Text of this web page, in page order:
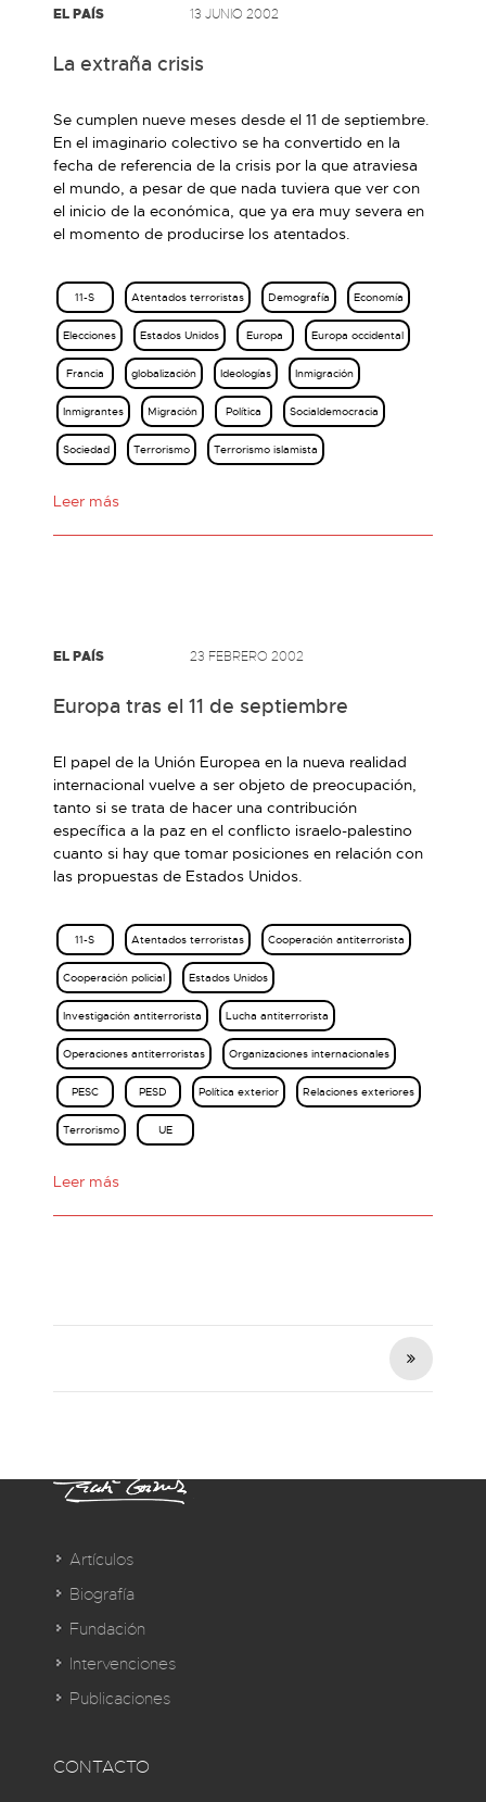
EL PAÍS 13 JUNIO 2002
La extraña crisis
Se cumplen nueve meses desde el 11 de septiembre.
En el imaginario colectivo se ha convertido en la
fecha de referencia de la crisis por la que atraviesa
el mundo, a pesar de que nada tuviera que ver con
el inicio de la económica, que ya era muy severa en
el momento de producirse los atentados.
11-S Atentados terroristas Demografía Economía
Elecciones Estados Unidos Europa Europa occidental
Francia globalización Ideologías Inmigración
Inmigrantes Migración Política Socialdemocracia
Sociedad Terrorismo Terrorismo islamista
Leer más
EL PAÍS 23 FEBRERO 2002
Europa tras el 11 de septiembre
El papel de la Unión Europea en la nueva realidad
internacional vuelve a ser objeto de preocupación,
tanto si se trata de hacer una contribución
específica a la paz en el conflicto israelo-palestino
cuanto si hay que tomar posiciones en relación con
las propuestas de Estados Unidos.
11-S Atentados terroristas Cooperación antiterrorista
Cooperación policial Estados Unidos
Investigación antiterrorista Lucha antiterrorista
Operaciones antiterroristas Organizaciones internacionales
PESC PESD Política exterior Relaciones exteriores
Terrorismo UE
Leer más
Artículos
Biografía
Fundación
Intervenciones
Publicaciones
CONTACTO